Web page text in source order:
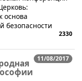
основа
безопасности
2330
11/08/2017